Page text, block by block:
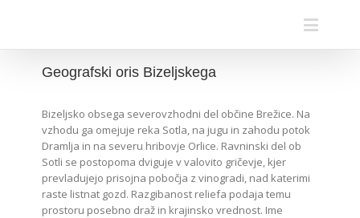
Geografski oris Bizeljskega
Bizeljsko obsega severovzhodni del občine Brežice. Na
vzhodu ga omejuje reka Sotla, na jugu in zahodu potok
Dramlja in na severu hribovje Orlice. Ravninski del ob
Sotli se postopoma dviguje v valovito gričevje, kjer
prevladujejo prisojna pobočja z vinogradi, nad katerimi
raste listnat gozd. Razgibanost reliefa podaja temu
prostoru posebno draž in krajinsko vrednost. Ime